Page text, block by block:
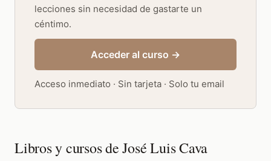
lecciones sin necesidad de gastarte un
céntimo.
Acceder al curso →
Acceso inmediato · Sin tarjeta · Solo tu email
Libros y cursos de José Luis Cava